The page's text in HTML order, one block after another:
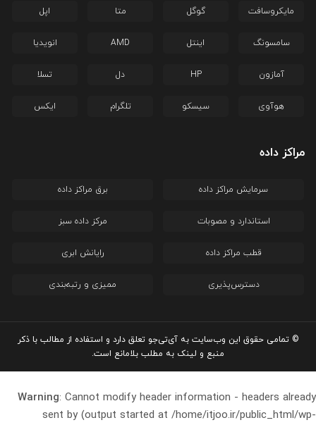
مایکروسافت گوگل متا اپل
سامسونگ اینتل AMD انویدیا
آمازون HP دل تسلا
هوآوی سیسکو تلگرام ایکس
مراکز داده
سرمایش مراکز داده برق مراکز داده
استاندارد و مصوبات مرکز داده سبز
قطب مراکز داده رایانش ابری
دسترس‌پذیری ممیزی و رتبه‌بندی
© تمامی حقوق این وب‌سایت به آی‌تی‌جو تعلق دارد و استفاده از مطالب با ذکر
منبع و لینک به مطلب بلامانع است.
Warning: Cannot modify header information - headers already
sent by (output started at /home/itjoo.ir/public_html/wp-